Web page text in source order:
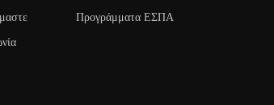
Προγράμματα ΕΣΠΑ